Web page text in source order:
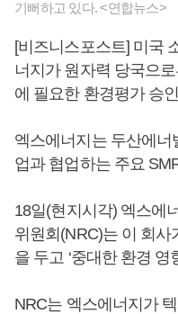
기뻐하고 있다. <연합뉴스>
[비즈니스포스트] 미국
너지가 원자력 당국으
에 필요한 환경평가 승
엑스에너지는 두산에너
업과 협업하는 주요
18일(현지시각) 엑스에
위원회(NRC)는 이 회사
을 두고 ‘중대한 환경 영
NRC는 엑스에너지가